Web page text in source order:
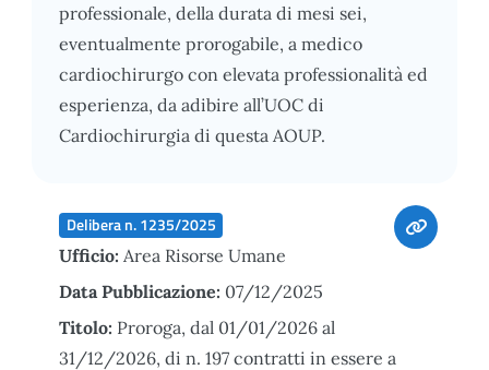
professionale, della durata di mesi sei,
eventualmente prorogabile, a medico
cardiochirurgo con elevata professionalità ed
esperienza, da adibire all’UOC di
Cardiochirurgia di questa AOUP.
Delibera n. 1235/2025
Ufficio: Area Risorse Umane
Data Pubblicazione: 07/12/2025
Titolo: Proroga, dal 01/01/2026 al
31/12/2026, di n. 197 contratti in essere a